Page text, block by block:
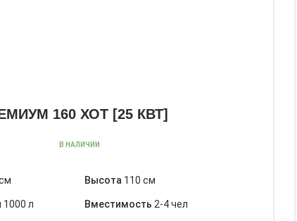
160 ХОТ [25 КВТ]
В НАЛИЧИИ
Высота 110 см
1000 л Вместимость 2-4 чел